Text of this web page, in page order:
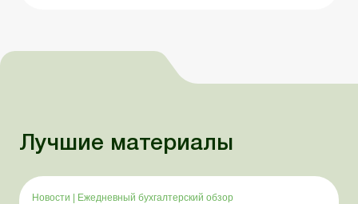
Лучшие материалы
Новости Ежедневный бухгалтерский обзор